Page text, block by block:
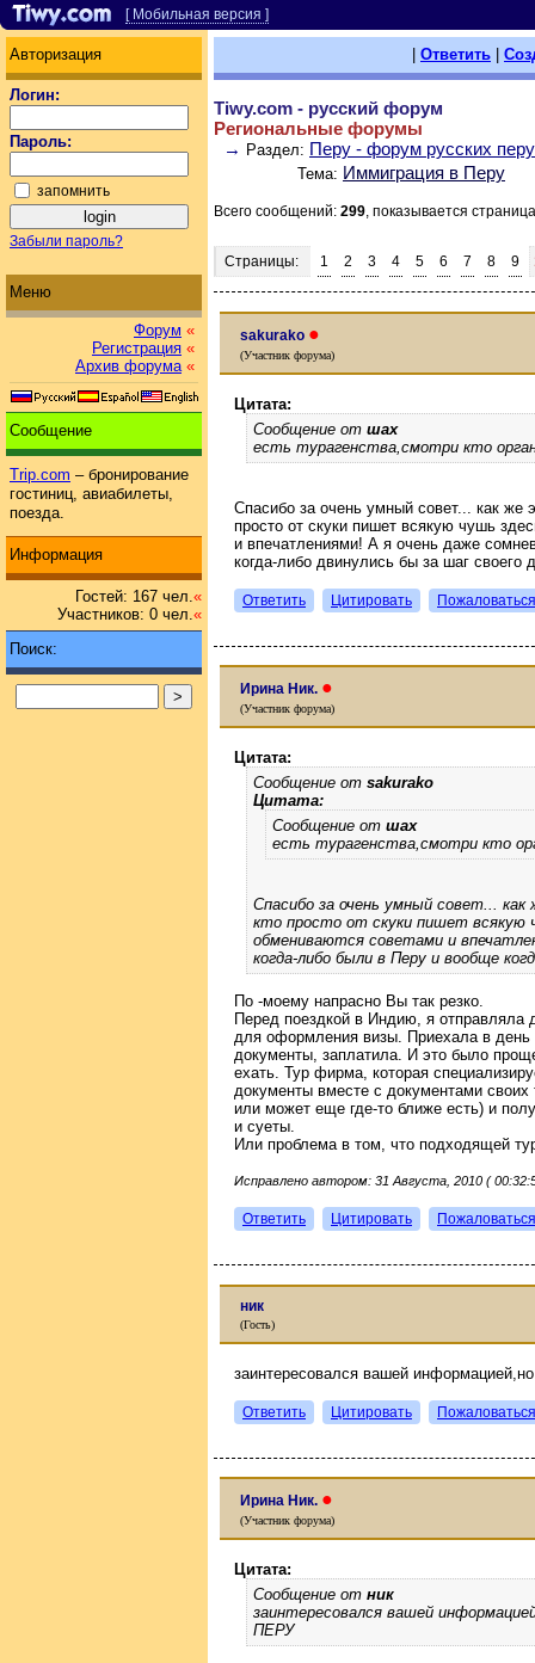
[ Мобильная версия ]
Авторизация
Логин:
Пароль:
запомнить
Забыли пароль?
Меню
Форум «
Регистрация «
Архив форума «
Сообщение
Trip.com – бронирование
гостиниц, авиабилеты,
поезда.
Информация
Гостей: 167 чел.«
Участников: 0 чел.«
Поиск:
Ответить
Tiwy.com - русский форум
Региональные форумы
→ Раздел: Перу - форум русских
Тема: Иммиграция в Перу
Всего сообщений: 299, показывается
Страницы: 1 2 3 4 5 6 7 8 9
sakurako ●
(Участник форума)
Цитата:
Сообщение от шах
есть турагенства,смотри кто
Спасибо за очень умный совет... как же
просто от скуки пишет всякую чушь
и впечатлениями! А я очень даже
когда-либо двинулись бы за шаг своего
Ответить Цитировать Пожаловаться
Ирина Ник. ●
(Участник форума)
Цитата:
Сообщение от sakurako
Цитата:
Сообщение от шах
есть турагенства,смотри кто
Спасибо за очень умный совет...
кто просто от скуки пишет всякую
обмениваются советами и
когда-либо были в Перу и вообще
По -моему напрасно Вы так резко.
Перед поездкой в Индию, я
для оформления визы. Приехала в
документы, заплатила. И это было
ехать. Тур фирма, которая
документы вместе с документами
или может еще где-то ближе есть) и
и суеты.
Или проблема в том, что подходящей
Исправлено автором: 31 Августа, 2010 (
Ответить Цитировать Пожаловаться
ник
(Гость)
заинтересовался вашей
Ответить Цитировать Пожаловаться
Ирина Ник. ●
(Участник форума)
Цитата:
Сообщение от ник
заинтересовался вашей
ПЕРУ